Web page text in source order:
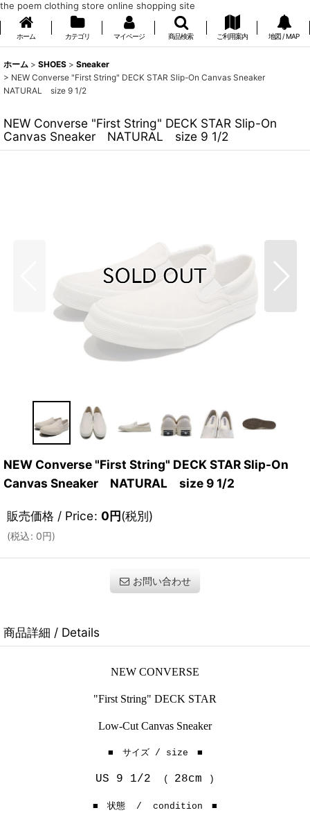
the poem clothing store online shopping site
ホーム カテゴリ マイページ 商品検索 ご利用案内 地図 / MAP
ホーム > SHOES > Sneaker
> NEW Converse "First String" DECK STAR Slip-On Canvas Sneaker
NATURAL size 9 1/2
NEW Converse "First String" DECK STAR Slip-On
Canvas Sneaker NATURAL size 9 1/2
NEW Converse "First String" DECK STAR Slip-On
Canvas Sneaker NATURAL size 9 1/2
販売価格 / Price: 0円(税別)
(税込: 0円)
お問い合わせ
商品詳細 / Details
NEW CONVERSE
"First String" DECK STAR
Low-Cut Canvas Sneaker
■ サイズ / size ■
US 9 1/2 ( 28cm )
■ 状態 / condition ■